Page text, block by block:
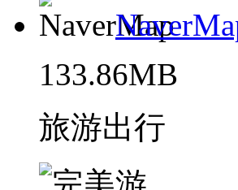
133.86MB
旅游出行